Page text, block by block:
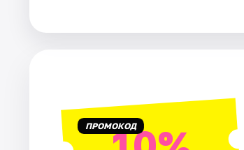
Артисты ПРОМОКОД